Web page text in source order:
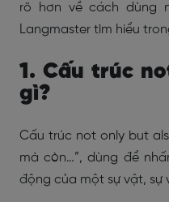
rõ hơn về cách dùng
Langmaster tìm hiểu
1. Cấu trúc
gì?
Cấu trúc not only but
mà còn…”, dùng để
động của một sự vật, sự